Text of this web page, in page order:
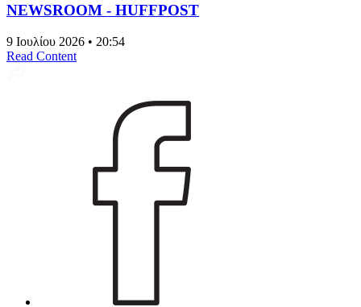
NEWSROOM - HUFFPOST
9 Ιουλίου 2026 • 20:54
Read Content